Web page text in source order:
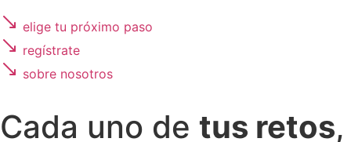
elige tu próximo paso
regístrate
sobre nosotros
Cada uno de tus retos,